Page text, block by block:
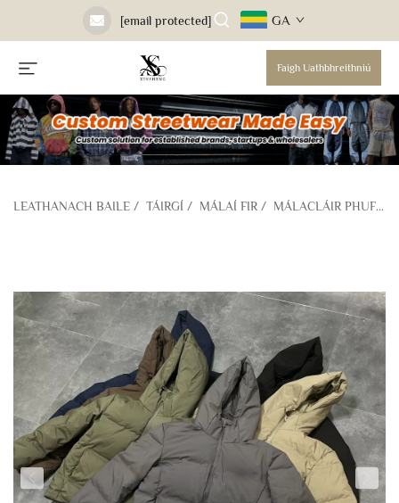
[email protected] GA
Faigh Uathbhreithniú
LEATHANACH BAILE / TÁIRGÍ / MÁLAÍ FIR/ MÁLACLÁIR PHUFFA